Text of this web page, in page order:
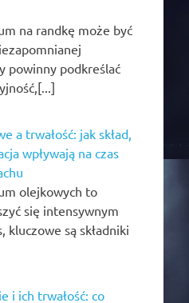
na randkę może być
powinny podkreślać
a trwałość: jak skład,
wpływają na czas
olejkowych to
się intensywnym
kluczowe są składniki
i ich trwałość: co